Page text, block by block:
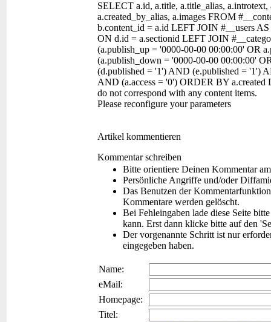
SELECT a.id, a.title, a.title_alias, a.introtext,
a.created_by_alias, a.images FROM
b.content_id = a.id LEFT JOIN #__users
ON d.id = a.sectionid LEFT JOIN
(a.publish_up = '0000-00-00 00:00:00' OR
(a.publish_down = '0000-00-00 00:00:00'
(d.published = '1') AND (e.published = '1')
AND (a.access = '0') ORDER BY a.created
do not correspond with any content items.
Please reconfigure your parameters
Artikel kommentieren
Kommentar schreiben
Bitte orientiere Deinen Kommentar
Persönliche Angriffe und/oder
Das Benutzen der
Kommentare werden gelöscht.
Bei Fehleingaben lade diese Seite
kann. Erst dann klicke bitte auf den
Der vorgenannte Schritt ist nur
eingegeben haben.
Name:
eMail:
Homepage:
Titel: